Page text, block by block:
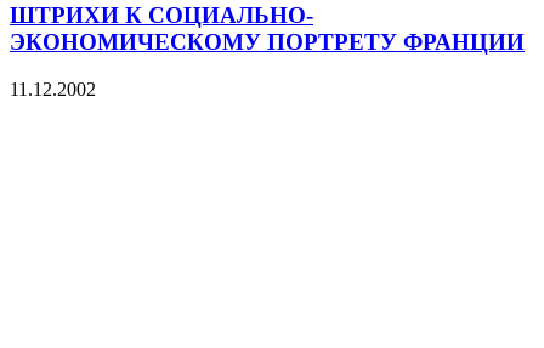
ШТРИХИ К СОЦИАЛЬНО-
ЭКОНОМИЧЕСКОМУ ПОРТРЕТУ ФРАНЦИИ
11.12.2002